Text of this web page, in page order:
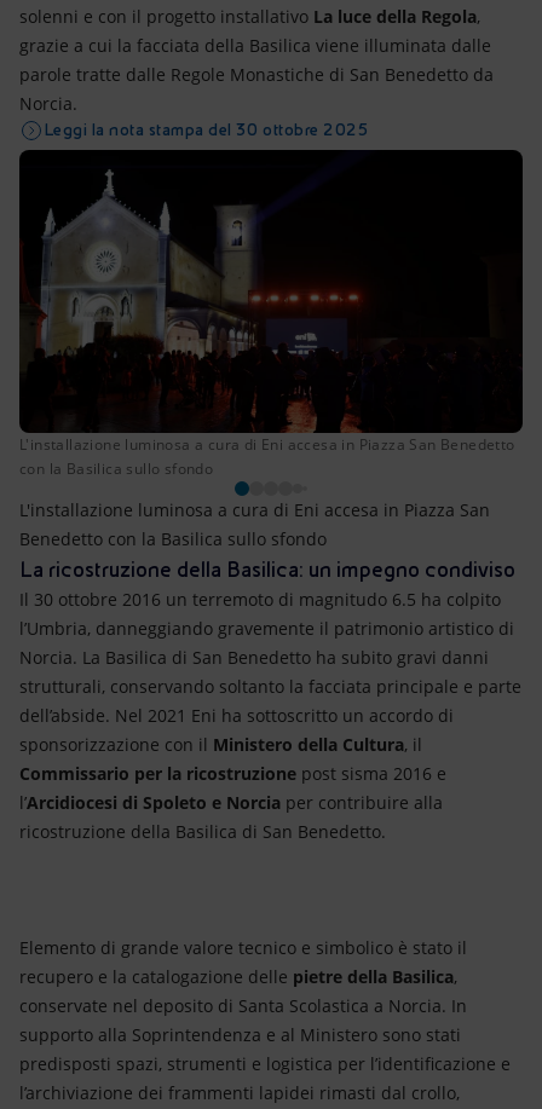
solenni e con il progetto installativo La luce della Regola,
grazie a cui la facciata della Basilica viene illuminata dalle
parole tratte dalle Regole Monastiche di San Benedetto da
Norcia.
Leggi la nota stampa del 30 ottobre 2025
L'installazione luminosa a cura di Eni accesa in Piazza San Benedetto
con la Basilica sullo sfondo
L'installazione luminosa a cura di Eni accesa in Piazza San
Benedetto con la Basilica sullo sfondo
La ricostruzione della Basilica: un impegno condiviso
Il 30 ottobre 2016 un terremoto di magnitudo 6.5 ha colpito
l’Umbria, danneggiando gravemente il patrimonio artistico di
Norcia. La Basilica di San Benedetto ha subito gravi danni
strutturali, conservando soltanto la facciata principale e parte
dell’abside. Nel 2021 Eni ha sottoscritto un accordo di
sponsorizzazione con il Ministero della Cultura, il
Commissario per la ricostruzione post sisma 2016 e
l’Arcidiocesi di Spoleto e Norcia per contribuire alla
ricostruzione della Basilica di San Benedetto.
Elemento di grande valore tecnico e simbolico è stato il
recupero e la catalogazione delle pietre della Basilica,
conservate nel deposito di Santa Scolastica a Norcia. In
supporto alla Soprintendenza e al Ministero sono stati
predisposti spazi, strumenti e logistica per l’identificazione e
l’archiviazione dei frammenti lapidei rimasti dal crollo,